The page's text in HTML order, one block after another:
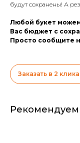
будут сохранены! А
Любой букет
Вас бюджет с
Просто сообщите
Заказать в 2 клика